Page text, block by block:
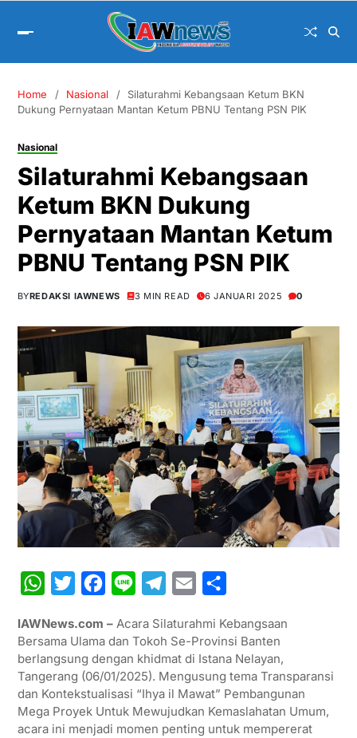
Home Nasional
Silaturahmi Kebangsaan Ketum BKN
Dukung Pernyataan Mantan Ketum PBNU Tentang PSN PIK
Nasional
Silaturahmi Kebangsaan
Ketum BKN Dukung
Pernyataan Mantan Ketum
PBNU Tentang PSN PIK
BYREDAKSI IAWNEWS 3 MIN READ 6 JANUARI 2025 0
W
a
t
s
A
p
i
t
t
e
r
e
b
o
o
n
e
l
e
g
r
a
a
l
a
r
e
IAWNews.com –Acara Silaturahmi Kebangsaan
Bersama Ulama dan Tokoh Se-Provinsi Banten
berlangsung dengan khidmat di Istana Nelayan,
Tangerang (06/01/2025). Mengusung tema Transparansi
dan Kontekstualisasi “Ihya il Mawat” Pembangunan
Mega Proyek Untuk Mewujudkan Kemaslahatan Umum,
acara ini menjadi momen penting untuk mempererat